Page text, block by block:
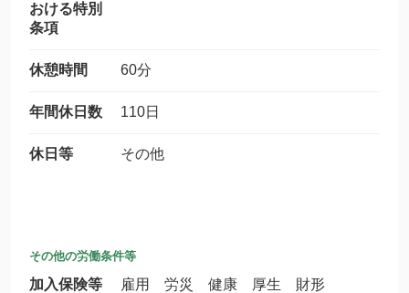
おける特別
条項
休憩時間 60分
年間休日数 110日
休日等 その他
その他の労働条件等
加入保険等 雇用 労災 健康 厚生 財形